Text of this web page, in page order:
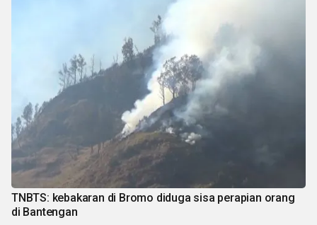
TNBTS: kebakaran di Bromo diduga sisa perapian orang
di Bantengan